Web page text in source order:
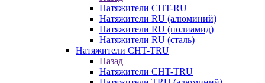
Натяжители CHT-RU
Натяжители RU (алюминий)
Натяжители RU (полиамид)
Натяжители RU (сталь)
Натяжители CHT-TRU
Назад
Натяжители CHT-TRU